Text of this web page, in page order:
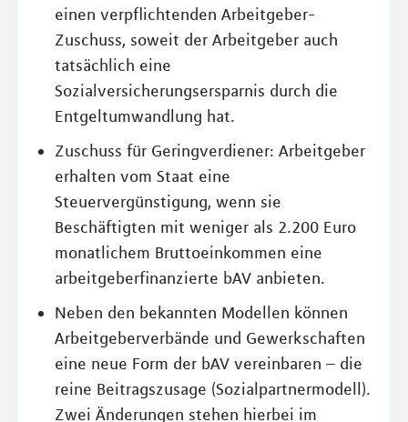
einen verpflichtenden Arbeitgeber-
Zuschuss, soweit der Arbeitgeber auch
tatsächlich eine
Sozialversicherungsersparnis durch die
Entgeltumwandlung hat.
Zuschuss für Geringverdiener: Arbeitgeber
erhalten vom Staat eine
Steuervergünstigung, wenn sie
Beschäftigten mit weniger als 2.200 Euro
monatlichem Bruttoeinkommen eine
arbeitgeberfinanzierte bAV anbieten.
Neben den bekannten Modellen können
Arbeitgeberverbände und Gewerkschaften
eine neue Form der bAV vereinbaren – die
reine Beitragszusage (Sozialpartnermodell).
Zwei Änderungen stehen hierbei im